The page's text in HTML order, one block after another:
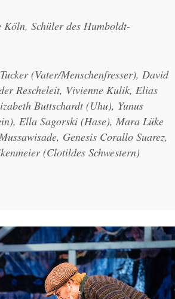
Schüler des Humboldt-
(Vater/Menschenfresser), David
Rescheleit, Vivienne Kulik, Elias
Buttschardt (Uhu), Yunus
Ella Sagorski (Hase), Mara Lüke
Genesis Corallo Suarez,
(Clotildes Schwestern)